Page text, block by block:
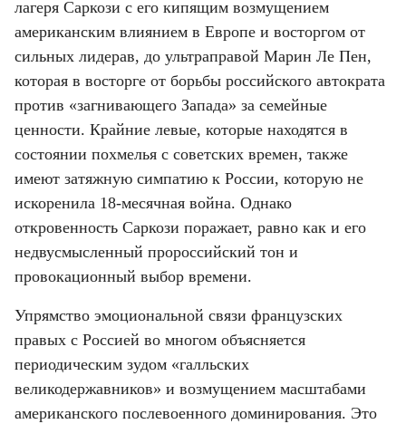
лагеря Саркози с его кипящим возмущением
американским влиянием в Европе и восторгом от
сильных лидерав, до ультраправой Марин Ле Пен,
которая в восторге от борьбы российского автократа
против «загнивающего Запада» за семейные
ценности. Крайние левые, которые находятся в
состоянии похмелья с советских времен, также
имеют затяжную симпатию к России, которую не
искоренила 18-месячная война. Однако
откровенность Саркози поражает, равно как и его
недвусмысленный пророссийский тон и
провокационный выбор времени.
Упрямство эмоциональной связи французских
правых с Россией во многом объясняется
периодическим зудом «галльских
великодержавников» и возмущением масштабами
американского послевоенного доминирования. Это